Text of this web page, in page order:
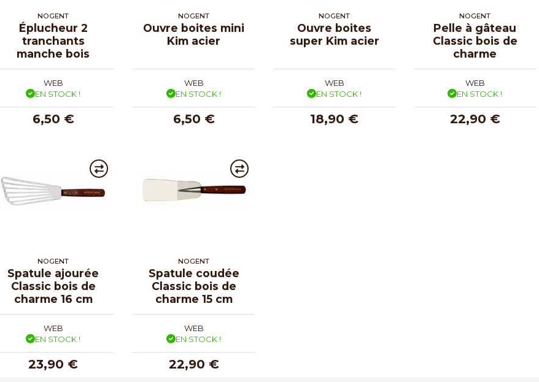
NOGENT
Éplucheur 2
tranchants
manche bois
WEB
EN STOCK !
6,50 €
NOGENT
Ouvre boites mini
Kim acier
WEB
EN STOCK !
6,50 €
NOGENT
Ouvre boites
super Kim acier
WEB
EN STOCK !
18,90 €
NOGENT
Pelle à gâteau
Classic bois de
charme
WEB
EN STOCK !
22,90 €
NOGENT
Spatule ajourée
Classic bois de
charme 16 cm
WEB
EN STOCK !
23,90 €
NOGENT
Spatule coudée
Classic bois de
charme 15 cm
WEB
EN STOCK !
22,90 €